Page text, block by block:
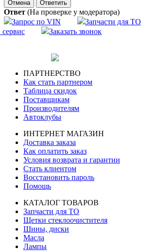
Ответ (На проверке у модератора)
Запрос по VIN
Запчасти для ТО
сервис
Заказать звонок
ПАРТНЕРСТВО
Как стать партнером
Таблица скидок
Поставщикам
Производителям
Автоклубы
ИНТЕРНЕТ МАГАЗИН
Доставка заказа
Как оплатить заказ
Условия возврата и гарантии
Стать клиентом
Восстановить пароль
Помощь
КАТАЛОГ ТОВАРОВ
Запчасти для ТО
Щетки стеклоочистителя
Шины, диски
Масла
Лампы